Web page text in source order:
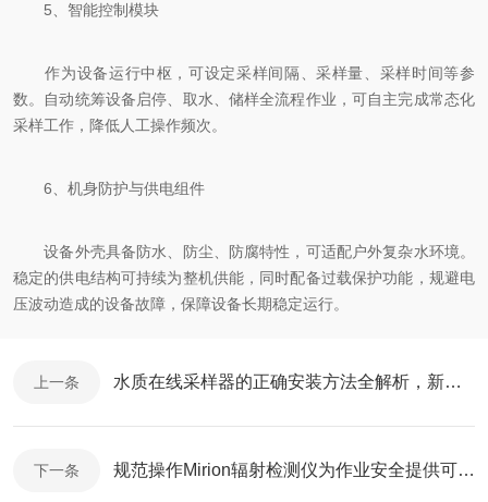
5、智能控制模块
作为设备运行中枢，可设定采样间隔、采样量、采样时间等参
数。自动统筹设备启停、取水、储样全流程作业，可自主完成常态化
采样工作，降低人工操作频次。
6、机身防护与供电组件
设备外壳具备防水、防尘、防腐特性，可适配户外复杂水环境。
稳定的供电结构可持续为整机供能，同时配备过载保护功能，规避电
压波动造成的设备故障，保障设备长期稳定运行。
上一条 水质在线采样器的正确安装方法全解析，新手也能轻松上手
下一条 规范操作Mirion辐射检测仪为作业安全提供可靠数据支撑